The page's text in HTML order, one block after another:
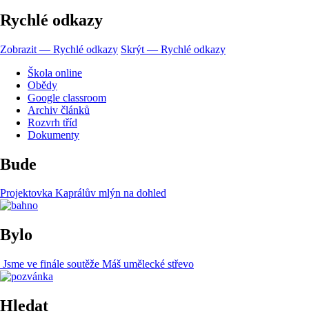
Rychlé odkazy
Zobrazit — Rychlé odkazy Skrýt — Rychlé odkazy
Škola online
Obědy
Google classroom
Archiv článků
Rozvrh tříd
Dokumenty
Bude
Projektovka Kaprálův mlýn na dohled
Bylo
Jsme ve finále soutěže Máš umělecké střevo
Hledat